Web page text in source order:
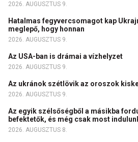
2026. AUGUSZTUS 9.
Hatalmas fegyvercsomagot kap
meglepő, hogy honnan
2026. AUGUSZTUS 9.
Az USA-ban is drámai a vízhelyzet
2026. AUGUSZTUS 9.
Az ukránok szétlövik az oroszok
2026. AUGUSZTUS 9.
Az egyik szélsőségből a másikba
befektetők, és még csak most
2026. AUGUSZTUS 8.